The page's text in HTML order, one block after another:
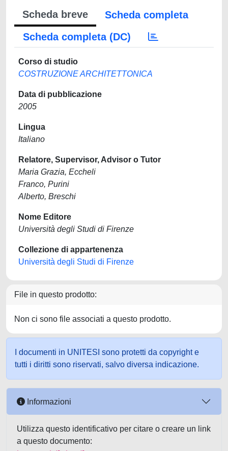
Scheda breve
Scheda completa
Scheda completa (DC)
Corso di studio
COSTRUZIONE ARCHITETTONICA
Data di pubblicazione
2005
Lingua
Italiano
Relatore, Supervisor, Advisor o Tutor
Maria Grazia, Eccheli
Franco, Purini
Alberto, Breschi
Nome Editore
Università degli Studi di Firenze
Collezione di appartenenza
Università degli Studi di Firenze
File in questo prodotto:
Non ci sono file associati a questo prodotto.
I documenti in UNITESI sono protetti da copyright e
tutti i diritti sono riservati, salvo diversa indicazione.
Informazioni
Utilizza questo identificativo per citare o creare un link
a questo documento: